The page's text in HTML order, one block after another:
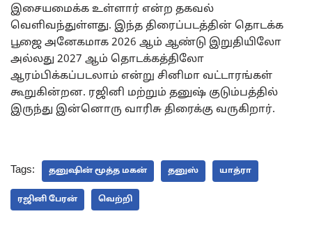
இசையமைக்க உள்ளார் என்ற தகவல்
வெளிவந்துள்ளது. இந்த திரைப்படத்தின் தொடக்க
பூஜை அனேகமாக 2026 ஆம் ஆண்டு இறுதியிலோ
அல்லது 2027 ஆம் தொடக்கத்திலோ
ஆரம்பிக்கப்படலாம் என்று சினிமா வட்டாரங்கள்
கூறுகின்றன. ரஜினி மற்றும் தனுஷ் குடும்பத்தில்
இருந்து இன்னொரு வாரிசு திரைக்கு வருகிறார்.
Tags: தனுஷின் மூத்த மகன் தனுஸ் யாத்ரா
ரஜினி பேரன் வெற்றி